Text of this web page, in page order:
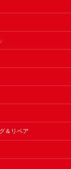
＆リペア